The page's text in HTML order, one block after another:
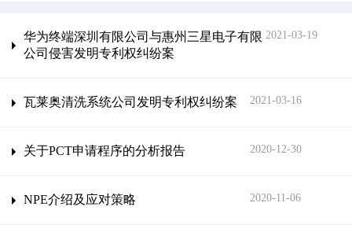
华为终端深圳有限公司与惠州三星电子有限
公司侵害发明专利权纠纷案
2021-03-19
瓦莱奥清洗系统公司发明专利权纠纷案 2021-03-16
关于PCT申请程序的分析报告 2020-12-30
NPE介绍及应对策略 2020-11-06